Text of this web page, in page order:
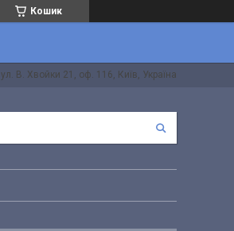
Кошик
В. Хвойки 21, оф. 116, Київ, Україна